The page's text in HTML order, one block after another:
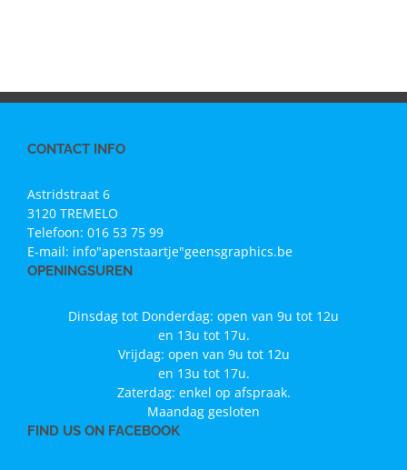
CONTACT INFO
Astridstraat 6
3120 TREMELO
Telefoon: 016 53 75 99
E-mail: info"apenstaartje"geensgraphics.be
OPENINGSUREN
Dinsdag tot Donderdag: open van 9u tot 12u
en 13u tot 17u.
Vrijdag: open van 9u tot 12u
en 13u tot 17u.
Zaterdag: enkel op afspraak.
Maandag gesloten
FIND US ON FACEBOOK